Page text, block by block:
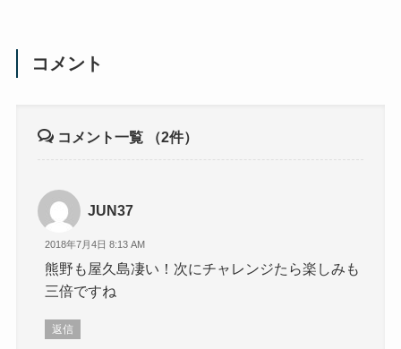
コメント
コメント一覧 （2件）
JUN37
2018年7月4日 8:13 AM
熊野も屋久島凄い！次にチャレンジたら楽しみも
三倍ですね
返信